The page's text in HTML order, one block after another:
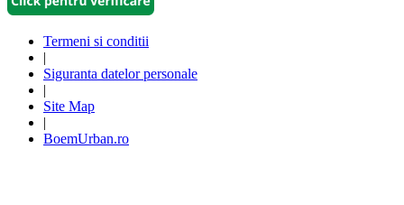
Termeni si conditii
|
Siguranta datelor personale
|
Site Map
|
BoemUrban.ro